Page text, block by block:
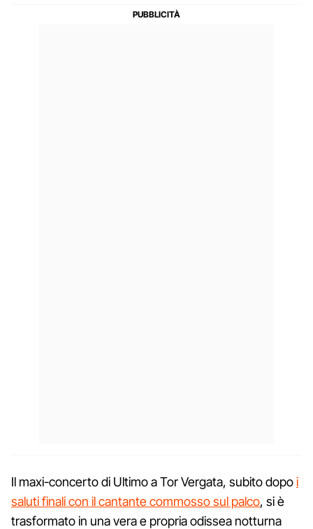
Il maxi-concerto di Ultimo a Tor Vergata, subito dopoi
saluti finali con il cantante commosso sul palco, si è
trasformato in una vera e propria odissea notturna